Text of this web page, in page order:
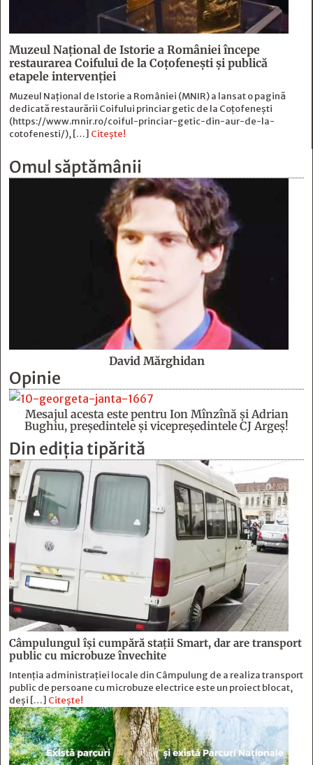
Muzeul Naţional de Istorie a României începe
restaurarea Coifului de la Coţofeneşti şi publică
etapele intervenţiei
Muzeul Naţional de Istorie a României (MNIR) a lansat o pagină
dedicată restaurării Coifului princiar getic de la Coţofeneşti
(https://www.mnir.ro/coiful-princiar-getic-din-aur-de-la-
cotofenesti/), […] Citește!
Omul săptămânii
David Mărghidan
Opinie
Mesajul acesta este pentru Ion Mînzînă şi Adrian
Bughiu, preşedintele şi vicepreşedintele CJ Argeş!
Din ediția tipărită
Câmpulungul îşi cumpără staţii Smart, dar are transport
public cu microbuze învechite
Intenția administrației locale din Câmpulung de a realiza transport
public de persoane cu microbuze electrice este un proiect blocat,
deși […] Citește!